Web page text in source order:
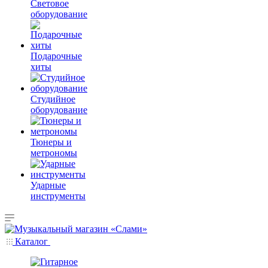
Световое
оборудование
Подарочные
хиты
Студийное
оборудование
Тюнеры и
метрономы
Ударные
инструменты
Каталог